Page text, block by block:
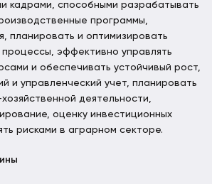
кадрами, способными разрабатывать
программы,
планировать и оптимизировать
эффективно управлять
и обеспечивать устойчивый рост,
и управленческий учет, планировать
деятельности,
оценку инвестиционных
рисками в аграрном секторе.